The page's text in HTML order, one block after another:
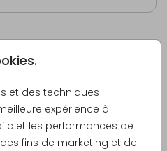
et des techniques
expérience à
et les performances de
fins de marketing et de
avec photo en